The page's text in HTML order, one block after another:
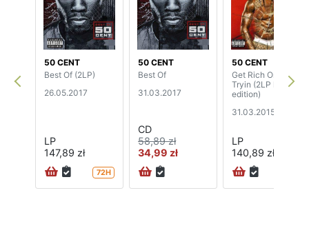
50 CENT
Best Of (2LP)
26.05.2017
LP
147,89 zł
72H
50 CENT
Best Of
31.03.2017
CD
58,89 zł
34,99 zł
50 CENT
Get Rich Or Die
Tryin (2LP limited
edition)
31.03.2015
LP
140,89 zł